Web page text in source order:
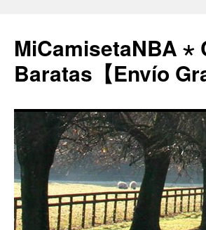
MiCamisetaNBA ⋆
Baratas【Envío